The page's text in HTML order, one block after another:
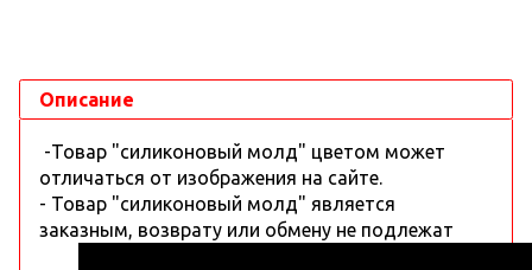
Описание
-Товар "силиконовый молд" цветом может
отличаться от изображения на сайте.
- Товар "силиконовый молд" является
заказным, возврату или обмену не подлежат